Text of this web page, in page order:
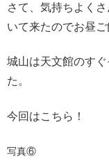
さて、気持ちよく
いて来たのでお昼ご
城山は天文館のす
た。
今回はこちら！
写真⑥